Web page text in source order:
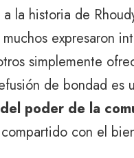
a la historia de
expresaron
simplemente
de bondad es
poder de la
con el